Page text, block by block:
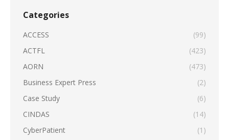
Categories
ACCESS
(99)
ACTFL
(423)
AORN
(473)
Business Expert Press
(2)
Case Study
(6)
CINDAS
(14)
CyberPatient
(1)